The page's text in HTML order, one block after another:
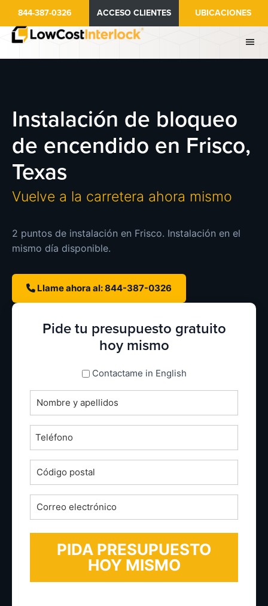
contenido
844-387-0326 ACCESO CLIENTES UBICACIONES
Instalación de bloqueo
de encendido en Frisco,
Texas
Vuelve a la carretera ahora mismo
2 puntos de instalación en Frisco. Instalación en el
mismo día disponible.
Llame ahora al: 844-387-0326
Pide tu presupuesto gratuito
hoy mismo
espanol_espanolContactame in English
Nombre
completo
*Teléfono
Código
postal
*Correo
electrónico
*